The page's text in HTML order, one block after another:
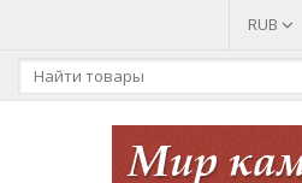
RUB